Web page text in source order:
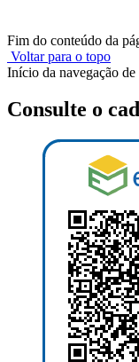
Fim do conteúdo da
Voltar para o topo
Início da navegação de
Consulte o